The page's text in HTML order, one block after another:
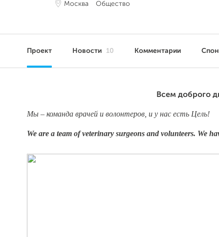
Москва Общество
Проект Новости 10 Комментарии
Всем доброго
Мы – команда врачей и волонтеров, и у нас есть Цель!
We are a team of veterinary surgeons and volunteers. We